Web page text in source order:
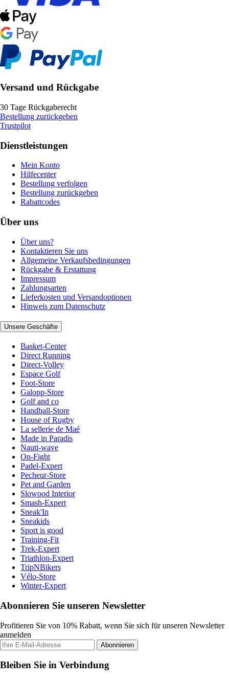
Versand und Rückgabe
30 Tage Rückgaberecht
Bestellung zurückgeben
Trustpilot
Dienstleistungen
Mein Konto
Hilfecenter
Bestellung verfolgen
Bestellung zurückgeben
Rabattcodes
Über uns
Über uns?
Kontaktieren Sie uns
Allgemeine Verkaufsbedingungen
Rückgabe & Erstattung
Impressum
Zahlungsarten
Lieferkosten und Versandoptionen
Hinweis zum Datenschutz
Unsere Geschäfte
Basket-Center
Direct Running
Direct-Volley
Espace Golf
Foot-Store
Galopp-Store
Golf and co
Handball-Store
House of Rugby
La sellerie de Maé
Made in Paradis
Nauti-wave
On-Fight
Padel-Expert
Pecheur-Store
Pet and Garden
Slowood Interior
Smash-Expert
Sneak'In
Sneakids
Sport is good
Training-Fit
Trek-Expert
Triathlon-Expert
TripNBikers
Vélo-Store
Winter-Expert
Abonnieren Sie unseren Newsletter
Profitieren Sie von 10% Rabatt, wenn Sie sich für unseren Newsletter
anmelden
Abonnieren
Bleiben Sie in Verbindung